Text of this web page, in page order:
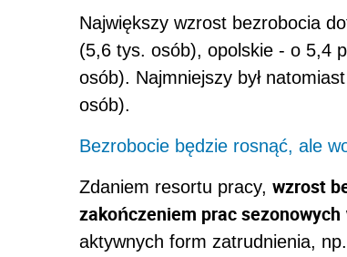
Największy wzrost bezrobocia
(5,6 tys. osób), opolskie - o 5,4
osób). Najmniejszy był
osób).
Bezrobocie będzie rosnąć, ale
Zdaniem resortu pracy, wzrost
zakończeniem prac sezonowych
aktywnych form zatrudnienia,